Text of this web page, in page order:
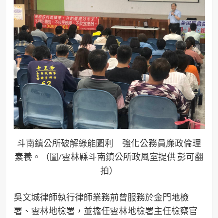
斗南鎮公所破解綠能圖利 強化公務員廉政倫理
素養。（圖/雲林縣斗南鎮公所政風室提供 彭可翻
拍）
吳文城律師執行律師業務前曾服務於金門地檢
署、雲林地檢署，並擔任雲林地檢署主任檢察官